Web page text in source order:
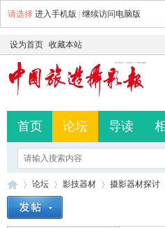
请选择 进入手机版 继续访问电脑版
设为首页 收藏本站
首页 论坛 导读
论坛 影技器材 摄影器材探讨